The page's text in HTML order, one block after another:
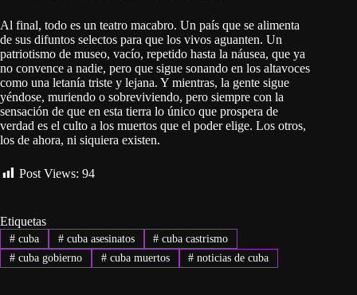
Al final, todo es un teatro macabro. Un país que se alimenta
de sus difuntos selectos para que los vivos aguanten. Un
patriotismo de museo, vacío, repetido hasta la náusea, que ya
no convence a nadie, pero que sigue sonando en los altavoces
como una letanía triste y lejana. Y mientras, la gente sigue
yéndose, muriendo o sobreviviendo, pero siempre con la
sensación de que en esta tierra lo único que prospera de
verdad es el culto a los muertos que el poder elige. Los otros,
los de ahora, ni siquiera existen.
Post Views: 94
Etiquetas
#cuba #cuba asesinatos # cuba castrismo
#cuba gobierno #cuba muertos # noticias de cuba